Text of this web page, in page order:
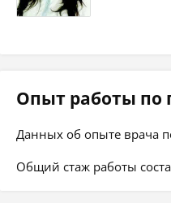
Опыт работы по
Данных об опыте врача
Общий стаж работы